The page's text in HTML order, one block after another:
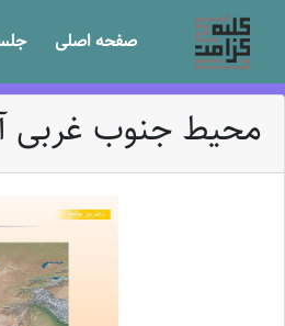
صفحه اصلی
محیط جنوب غربی